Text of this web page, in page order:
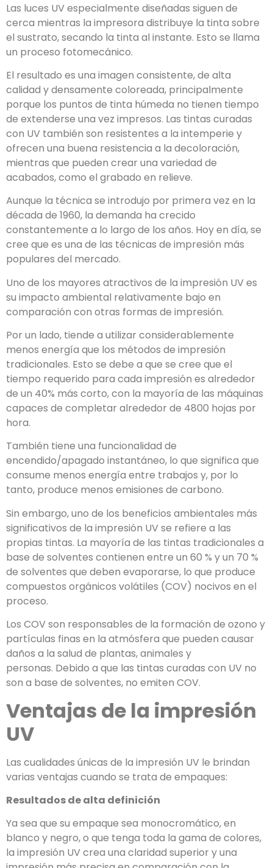
Las luces UV especialmente diseñadas siguen de
cerca mientras la impresora distribuye la tinta sobre
el sustrato, secando la tinta al instante. Esto se llama
un proceso fotomecánico.
El resultado es una imagen consistente, de alta
calidad y densamente coloreada, principalmente
porque los puntos de tinta húmeda no tienen tiempo
de extenderse una vez impresos. Las tintas curadas
con UV también son resistentes a la intemperie y
ofrecen una buena resistencia a la decoloración,
mientras que pueden crear una variedad de
acabados, como el grabado en relieve.
Aunque la técnica se introdujo por primera vez en la
década de 1960, la demanda ha crecido
constantemente a lo largo de los años. Hoy en día, se
cree que es una de las técnicas de impresión más
populares del mercado.
Uno de los mayores atractivos de la impresión UV es
su impacto ambiental relativamente bajo en
comparación con otras formas de impresión.
Por un lado, tiende a utilizar considerablemente
menos energía que los métodos de impresión
tradicionales. Esto se debe a que se cree que el
tiempo requerido para cada impresión es alrededor
de un 40% más corto, con la mayoría de las máquinas
capaces de completar alrededor de 4800 hojas por
hora.
También tiene una funcionalidad de
encendido/apagado instantáneo, lo que significa que
consume menos energía entre trabajos y, por lo
tanto, produce menos emisiones de carbono.
Sin embargo, uno de los beneficios ambientales más
significativos de la impresión UV se refiere a las
propias tintas. La mayoría de las tintas tradicionales a
base de solventes contienen entre un 60 % y un 70 %
de solventes que deben evaporarse, lo que produce
compuestos orgánicos volátiles (COV) nocivos en el
proceso.
Los COV son responsables de la formación de ozono y
partículas finas en la atmósfera que pueden causar
daños a la salud de plantas, animales y
personas. Debido a que las tintas curadas con UV no
son a base de solventes, no emiten COV.
Ventajas de la impresión
UV
Las cualidades únicas de la impresión UV le brindan
varias ventajas cuando se trata de empaques:
Resultados de alta definición
Ya sea que su empaque sea monocromático, en
blanco y negro, o que tenga toda la gama de colores,
la impresión UV crea una claridad superior y una